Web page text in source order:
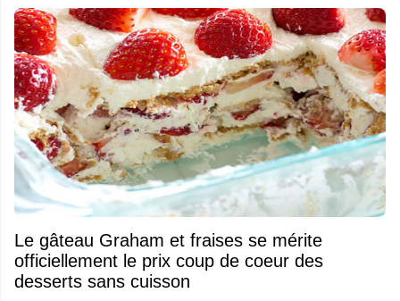
Le gâteau Graham et fraises se mérite
officiellement le prix coup de coeur des
desserts sans cuisson